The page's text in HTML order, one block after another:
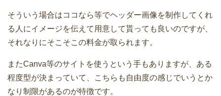
そういう場合はココなら等でヘッダー画像を制作してくれ
る人にイメージを伝えて用意して貰っても良いのですが、
それなりにそこそこの料金が取られます。
またCanva等のサイトを使うという手もありますが、ある
程度型が決まっていて、こちらも自由度の感じでいうとか
なり制限があるのが特徴です。